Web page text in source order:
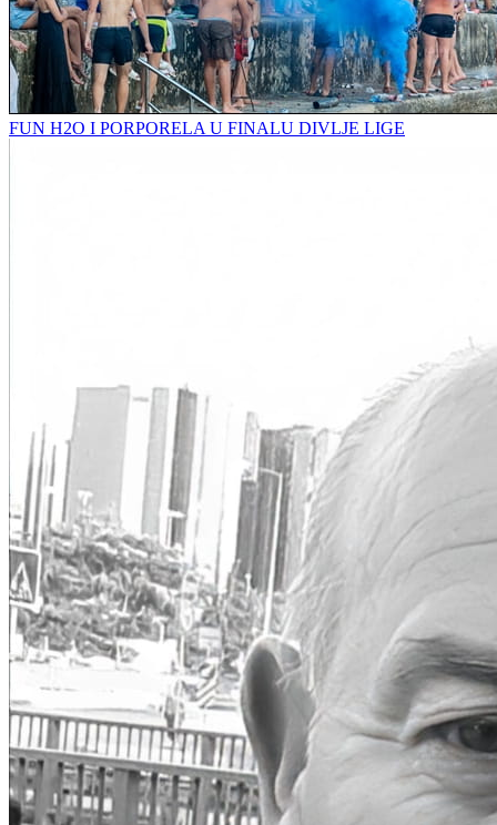
FUN H2O I PORPORELA U FINALU DIVLJE LIGE